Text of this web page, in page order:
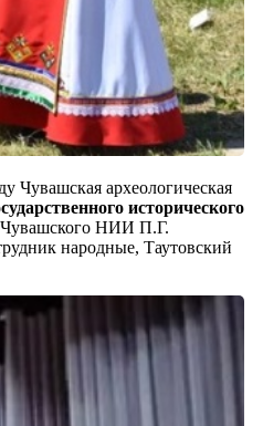
Чувашская археологическая
исторического
Чувашского НИИ П.Г.
народные, Таутовский